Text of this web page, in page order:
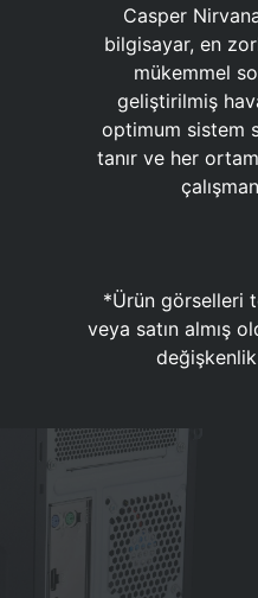
Casper
bilgisayar, en
mükemmel
geliştirilmiş
optimum sistem
tanır ve her
*Ürün görselleri
veya satın almış